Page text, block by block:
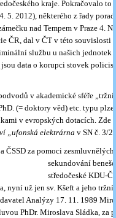
kraje. Pokračovalo to
5. 2012), některého z řady
nad Tempem v Praze 4.
ČR, dal v ČT v této souvislosti
službu u našich jednotek
data o korupci stovek
v akademické sféře
(= doktory věd) etc. typu
v evropských dotacích. Zde
„ufonská elektrárna v SN č. 3/
ČSSD za pomoci zesmluvnělých
sekundování
středočeské KDU-
nyní už jen sv. Kšeft a jeho tržní
Analýzy 17. 11. 1989
PhDr. Miroslava Sládka, za